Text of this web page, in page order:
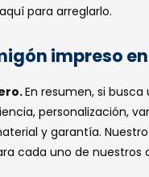
para arreglarlo.
impreso
En resumen, si
personalización,
y garantía.
cada uno de nuestros